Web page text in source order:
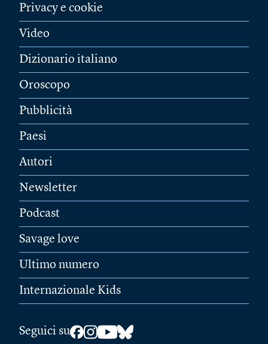
Privacy e cookie
Video
Dizionario italiano
Oroscopo
Pubblicità
Paesi
Autori
Newsletter
Podcast
Savage love
Ultimo numero
Internazionale Kids
Seguici su